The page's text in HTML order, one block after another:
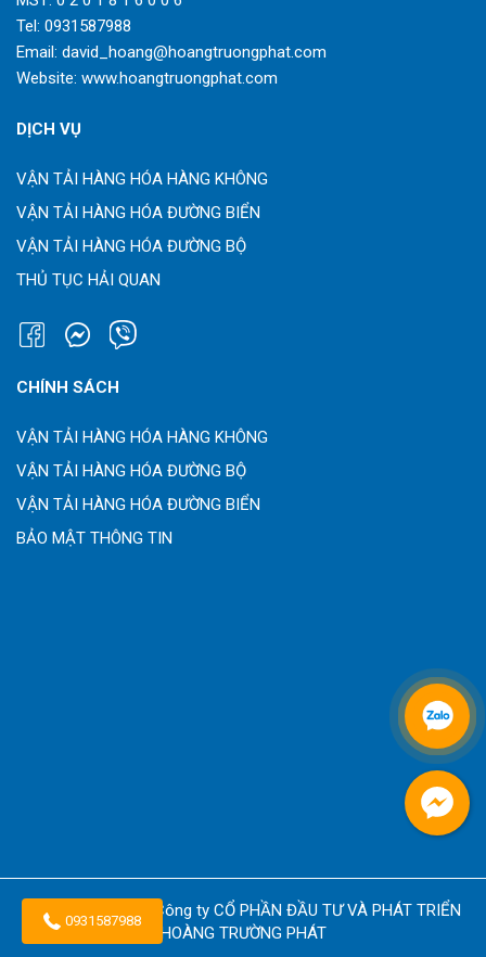
0931587988
Tel: 0931587988
Email: david_hoang@hoangtruongphat.com
Website: www.hoangtruongphat.com
DỊCH VỤ
VẬN TẢI HÀNG HÓA HÀNG KHÔNG
VẬN TẢI HÀNG HÓA ĐƯỜNG BIỂN
VẬN TẢI HÀNG HÓA ĐƯỜNG BỘ
THỦ TỤC HẢI QUAN
CHÍNH SÁCH
VẬN TẢI HÀNG HÓA HÀNG KHÔNG
VẬN TẢI HÀNG HÓA ĐƯỜNG BỘ
VẬN TẢI HÀNG HÓA ĐƯỜNG BIỂN
BẢO MẬT THÔNG TIN
Copyright © 2026
Công ty CỔ PHẦN ĐẦU TƯ VÀ PHÁT TRIỂN
HOÀNG TRƯỜNG PHÁT